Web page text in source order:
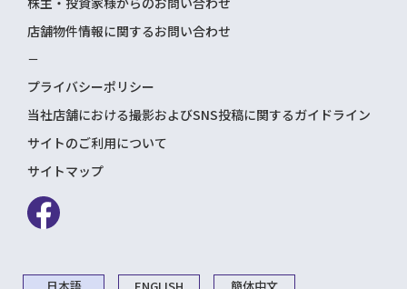
店舗物件情報に関するお問い合わせ
－
プライバシーポリシー
当社店舗における撮影およびSNS投稿に関するガイドライン
サイトのご利用について
サイトマップ